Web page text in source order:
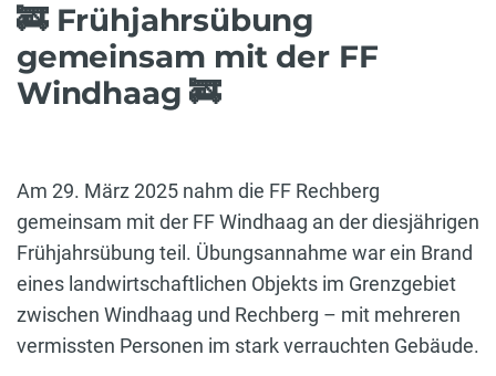
🚒 Frühjahrsübung
gemeinsam mit der FF
Windhaag 🚒
Am 29. März 2025 nahm die FF Rechberg
gemeinsam mit der FF Windhaag an der diesjährigen
Frühjahrsübung teil. Übungsannahme war ein Brand
eines landwirtschaftlichen Objekts im Grenzgebiet
zwischen Windhaag und Rechberg – mit mehreren
vermissten Personen im stark verrauchten Gebäude.